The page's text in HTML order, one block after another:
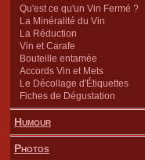
Qu'est ce qu'un Vin Fermé ?
La Minéralité du Vin
La Réduction
Vin et Carafe
Bouteille entamée
Accords Vin et Mets
Le Décollage d'Étiquettes
Fiches de Dégustation
Humour
Photos